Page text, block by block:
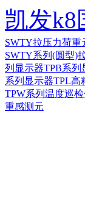
凯发k8
SWTY拉压力荷重
SWTY系列(圆型)
列显示器TPB系列
系列显示器TPL高
TPW系列温度巡
重感测元